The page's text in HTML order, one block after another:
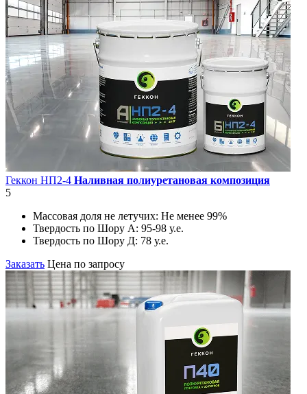
Геккон НП2-4 Наливная полиуретановая композиция
5
Массовая доля не летучих: Не менее 99%
Твердость по Шору А: 95-98 у.е.
Твердость по Шору Д: 78 у.е.
Заказать Цена по запросу